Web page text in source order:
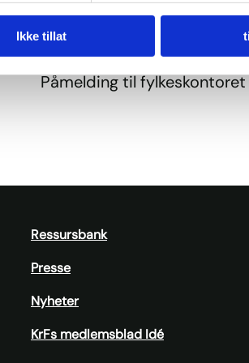
Ikke tillatTorsdag 10.mars i Bø
Påmelding til
Ressursbank
Presse
Nyheter
KrFs medlemsblad Idé